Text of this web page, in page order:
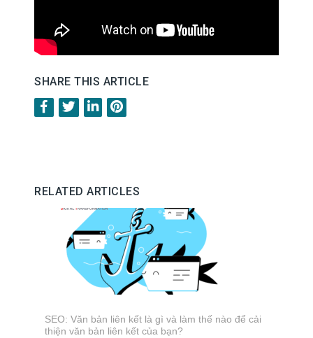
SHARE THIS ARTICLE
RELATED ARTICLES
SEO: Văn bản liên kết là gì và làm thế nào để cải
thiện văn bản liên kết của bạn?